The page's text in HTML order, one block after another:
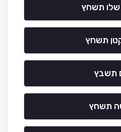
שלו תשחץ
תשחץ
תשבץ
תשחץ